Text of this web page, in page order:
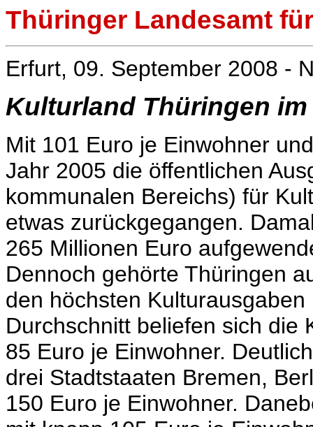
Thüringer Landesamt
Erfurt, 09. September 2008 -
Kulturland Thüringen
Mit 101 Euro je Einwohner
Jahr 2005 die öffentlichen
kommunalen Bereichs) für
etwas zurückgegangen.
265 Millionen Euro
Dennoch gehörte Thüringen
den höchsten
Durchschnitt beliefen sich die
85 Euro je Einwohner.
drei Stadtstaaten Bremen,
150 Euro je Einwohner.